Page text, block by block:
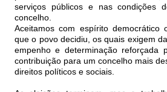
serviços públicos e nas condições
concelho.
Aceitamos com espírito democrático
que o povo decidiu, os quais exigem
empenho e determinação reforçada
contribuição para um concelho mais
direitos políticos e sociais.